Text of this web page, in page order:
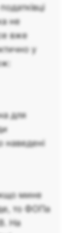
не
вже
у
для
наведені
мине
то ФОПа
На